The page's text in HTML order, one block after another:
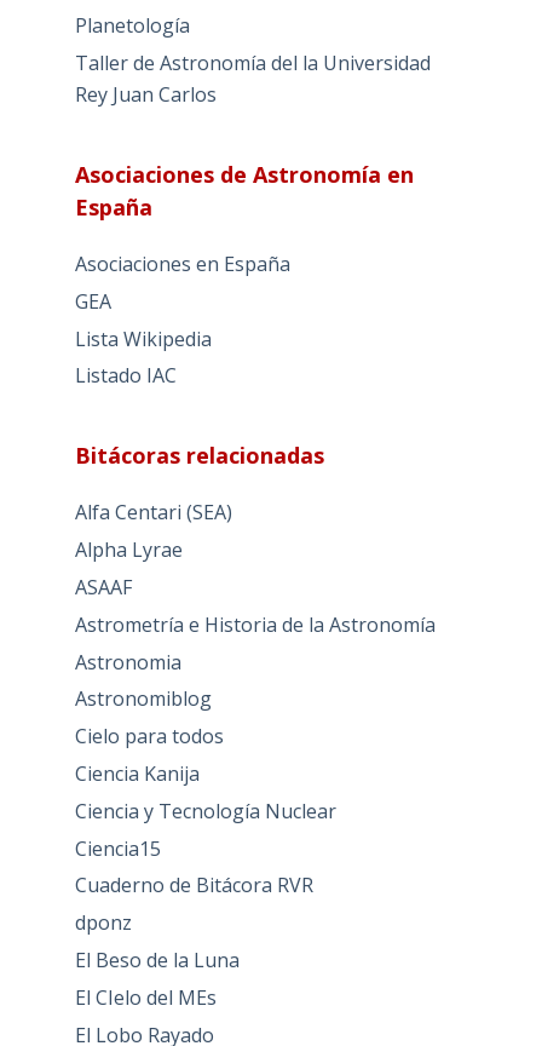
Planetología
Taller de Astronomía del la Universidad
Rey Juan Carlos
Asociaciones de Astronomía en
España
Asociaciones en España
GEA
Lista Wikipedia
Listado IAC
Bitácoras relacionadas
Alfa Centari (SEA)
Alpha Lyrae
ASAAF
Astrometría e Historia de la Astronomía
Astronomia
Astronomiblog
Cielo para todos
Ciencia Kanija
Ciencia y Tecnología Nuclear
Ciencia15
Cuaderno de Bitácora RVR
dponz
El Beso de la Luna
El CIelo del MEs
El Lobo Rayado